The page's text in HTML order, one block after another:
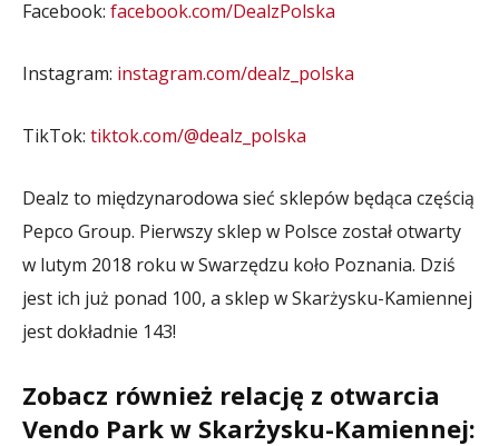
Facebook: facebook.com/DealzPolska
Instagram: instagram.com/dealz_polska
TikTok: tiktok.com/@dealz_polska
Dealz to międzynarodowa sieć sklepów będąca częścią
Pepco Group. Pierwszy sklep w Polsce został otwarty
w lutym 2018 roku w Swarzędzu koło Poznania. Dziś
jest ich już ponad 100, a sklep w Skarżysku-Kamiennej
jest dokładnie 143!
Zobacz również relację z otwarcia
Vendo Park w Skarżysku-Kamiennej: